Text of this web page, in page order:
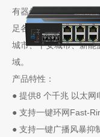
有器件均选用工业级器
足各种工业现场的要
城市、平安城市、新能
域。
产品特性：
● 提供8 个千兆 以太网
● 支持一键环网Fast-
● 支持一键广播风暴抑